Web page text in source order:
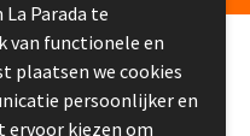
2008-2026
Parada te
van functionele en
plaatsen we cookies
persoonlijker en
ervoor kiezen om